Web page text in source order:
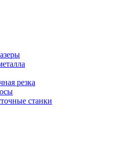
резка
станки